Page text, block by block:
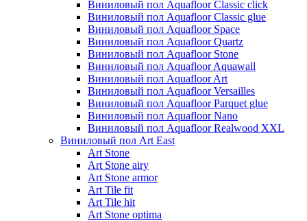
Виниловый пол Aquafloor Classic click
Виниловый пол Aquafloor Classic glue
Виниловый пол Aquafloor Space
Виниловый пол Aquafloor Quartz
Виниловый пол Aquafloor Stone
Виниловый пол Aquafloor Aquawall
Виниловый пол Aquafloor Art
Виниловый пол Aquafloor Versailles
Виниловый пол Aquafloor Parquet glue
Виниловый пол Aquafloor Nano
Виниловый пол Aquafloor Realwood XXL
Виниловый пол Art East
Art Stone
Art Stone airy
Art Stone armor
Art Tile fit
Art Tile hit
Art Stone optima